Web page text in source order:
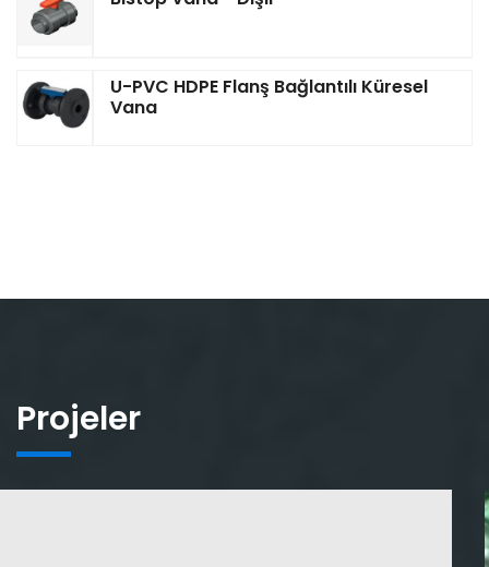
U-PVC HDPE Flanş Bağlantılı Küresel
Vana
Projeler